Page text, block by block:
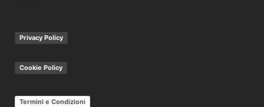
Privacy Policy
Cookie Policy
Termini e Condizioni